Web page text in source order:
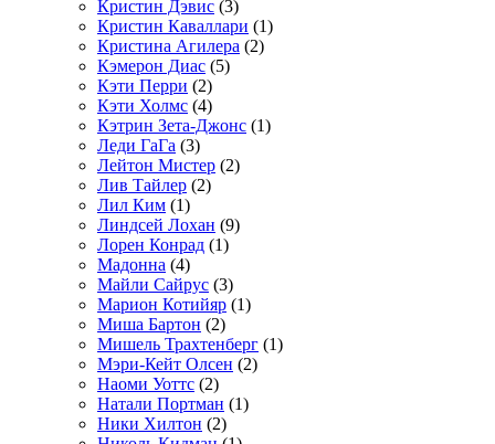
Кристин Дэвис (3)
Кристин Каваллари (1)
Кристина Агилера (2)
Кэмерон Диас (5)
Кэти Перри (2)
Кэти Холмс (4)
Кэтрин Зета-Джонс (1)
Леди ГаГа (3)
Лейтон Мистер (2)
Лив Тайлер (2)
Лил Ким (1)
Линдсей Лохан (9)
Лорен Конрад (1)
Мадонна (4)
Майли Сайрус (3)
Марион Котийяр (1)
Миша Бартон (2)
Мишель Трахтенберг (1)
Мэри-Кейт Олсен (2)
Наоми Уоттс (2)
Натали Портман (1)
Ники Хилтон (2)